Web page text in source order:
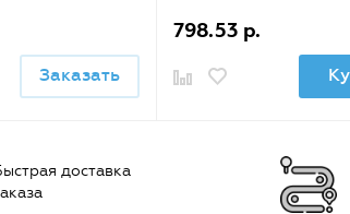
Заказать
798.53 р.
доставка